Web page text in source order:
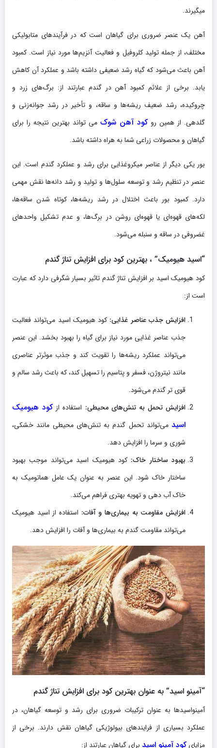
میگیرند.
آهن یک عنصر ضروری برای گیاهان است که در فرآیندهای متابولیکی
مختلف، از جمله تولید کلروفیل و فعالیت آنزیم‌ها مورد نیاز است. کمبود
آهن باعث می‌شود که گیاه رشد ضعیفی داشته باشد و عملکرد آن کاهش
یابد. برخی از علائم کمبود آهن در گندم عبارتند از: برگ‌های زرد و
چروکیده، رشد ضعیف ریشه‌ها و ساقه، و تأخیر در رشد جوانه‌زنی و
گلدهی. از همین رو کود آهن شوک می تواند بهترین نتیجه را برای
گیاهان و محصولات زراعی شما به هراه داشته باشد.
بور یکی دیگر از عناصر میکروغذایی برای رشد و عملکرد گندم است. این
عنصر در تنظیم رشد و توسعه سلول‌ها و تولید و رشد دانه‌ها نقش مهمی
دارد. کمبود بور باعث اختلال در رشد ریشه‌ها، کوتاه شدن ساقه‌ها،
لکه‌های قهوه‌ای یا قهوه‌ای روشن در برگ‌ها، و عدم تشکیل واحدهای
غضروفی در ساقه و سنبله می‌شود.
“اسید هیومیک” ، بهترین کود برای افزایش تناژ گندم
کود هیومیک اسید بر افزایش تناژ گندم تاثیر بسیار شگرفی دارد که عبارت
است از:
افزایش جذب عناصر غذایی: کود هیومیک اسید می‌تواند فعالیت
جذب عناصر غذایی مورد نیاز برای گیاه را بهبود بخشد. این عنصر
می‌تواند عملکرد ریشه‌ها را تقویت کند و جذب موثرتر عناصری
مانند نیتروژن، فسفر و پتاسیم را تسهیل کند، که باعث رشد سالم و
قوی تر گندم می‌شود.
افزایش تحمل به تنش‌های محیطی: استفاده از کود هیومیک
اسید می‌تواند تحمل گندم به تنش‌های محیطی مانند خشکی،
شوری و سرما را افزایش دهد.
بهبود ساختار خاک: کود هیومیک اسید می‌تواند موجب بهبود
ساختار خاک شود. این عنصر به عنوان یک عامل هماتومیک به
خاک آب دهی و تهویه بهتری فراهم می‌کند.
افزایش مقاومت به بیماری‌ها و آفات: استفاده از اسید هیومیک
می‌تواند مقاومت گندم به بیماری‌ها و آفات را افزایش دهد.
“آمینو اسید” به عنوان بهترین کود برای افزایش تناژ گندم
آمینواسیدها به عنوان ترکیبات ضروری برای رشد و توسعه گیاهان، در
عملکرد بسیاری از فرایندهای بیولوژیکی گیاهان نقش دارند. برخی از
مزایای کود آمینو اسید برای گیاهان عبارتند از: